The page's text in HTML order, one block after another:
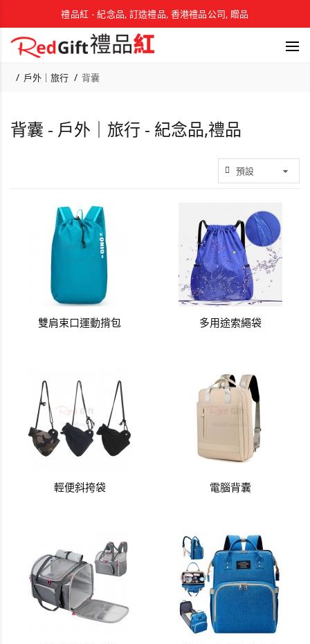
禮品紅 - 紀念品, 訂造禮品, 香港禮品公司, 贈品
戶外｜旅行 背囊
背囊 - 戶外｜旅行 - 紀念品,禮品
雙肩束口運動揹包 多用途索繩袋
輕便斜挎袋 電腦背囊